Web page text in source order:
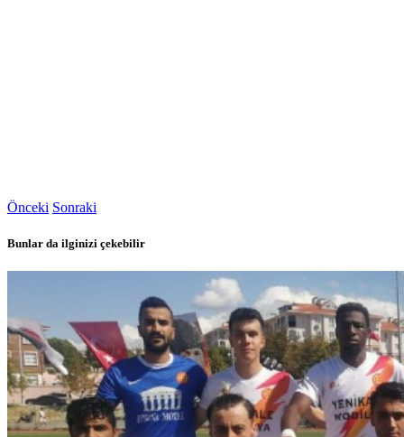
Önceki Sonraki
Bunlar da ilginizi çekebilir